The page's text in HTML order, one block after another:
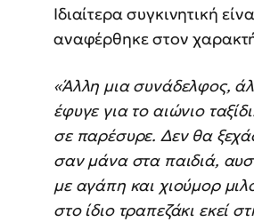
Ιδιαίτερα συγκινητική
αναφέρθηκε στον
«Άλλη μια συνάδελφος,
έφυγε για το αιώνιο
σε παρέσυρε. Δεν θα
σαν μάνα στα παιδιά,
με αγάπη και χιούμορ
στο ίδιο τραπεζάκι εκεί